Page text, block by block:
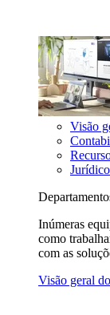
Visão
Jurídico
Inúmeras
como
com as
Visão geral